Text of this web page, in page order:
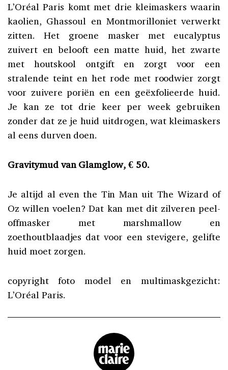
L’Oréal Paris komt met drie kleimaskers waarin
kaolien, Ghassoul en Montmorilloniet verwerkt
zitten. Het groene masker met eucalyptus
zuivert en belooft een matte huid, het zwarte
met houtskool ontgift en zorgt voor een
stralende teint en het rode met roodwier zorgt
voor zuivere poriën en een geëxfolieerde huid.
Je kan ze tot drie keer per week gebruiken
zonder dat ze je huid uitdrogen, wat kleimaskers
al eens durven doen.
Gravitymud van Glamglow, € 50.
Je altijd al even the Tin Man uit The Wizard of
Oz willen voelen? Dat kan met dit zilveren peel-
offmasker met marshmallow en
zoethoutblaadjes dat voor een stevigere, gelifte
huid moet zorgen.
copyright foto model en multimaskgezicht:
L’Oréal Paris.